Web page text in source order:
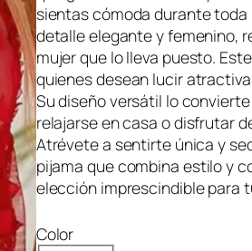
sientas cómoda durante
detalle elegante y femenino,
mujer que lo lleva puesto.
quienes desean lucir
Su diseño versátil lo
relajarse en casa o disfrutar
Atrévete a sentirte única y
pijama que combina estilo y
elección imprescindible para
Color